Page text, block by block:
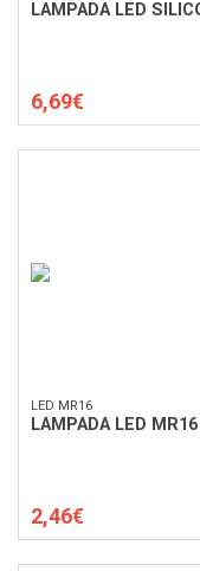
LAMPADA LED
6,69€
LED MR16
LAMPADA LED
2,46€